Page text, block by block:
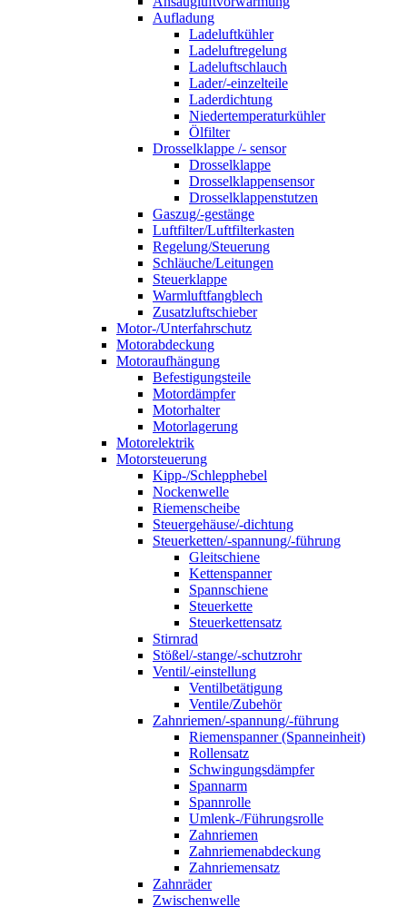
Aufladung
Ladeluftkühler
Ladeluftregelung
Ladeluftschlauch
Lader/-einzelteile
Laderdichtung
Niedertemperaturkühler
Ölfilter
Drosselklappe /- sensor
Drosselklappe
Drosselklappensensor
Drosselklappenstutzen
Gaszug/-gestänge
Luftfilter/Luftfilterkasten
Regelung/Steuerung
Schläuche/Leitungen
Steuerklappe
Warmluftfangblech
Zusatzluftschieber
Motor-/Unterfahrschutz
Motorabdeckung
Motoraufhängung
Befestigungsteile
Motordämpfer
Motorhalter
Motorlagerung
Motorelektrik
Motorsteuerung
Kipp-/Schlepphebel
Nockenwelle
Riemenscheibe
Steuergehäuse/-dichtung
Steuerketten/-spannung/-führung
Gleitschiene
Kettenspanner
Spannschiene
Steuerkette
Steuerkettensatz
Stirnrad
Stößel/-stange/-schutzrohr
Ventil/-einstellung
Ventilbetätigung
Ventile/Zubehör
Zahnriemen/-spannung/-führung
Riemenspanner (Spanneinheit)
Rollensatz
Schwingungsdämpfer
Spannarm
Spannrolle
Umlenk-/Führungsrolle
Zahnriemen
Zahnriemenabdeckung
Zahnriemensatz
Zahnräder
Zwischenwelle